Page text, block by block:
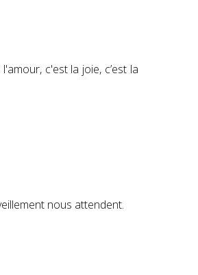
c'est la joie, c’est la
nous attendent.